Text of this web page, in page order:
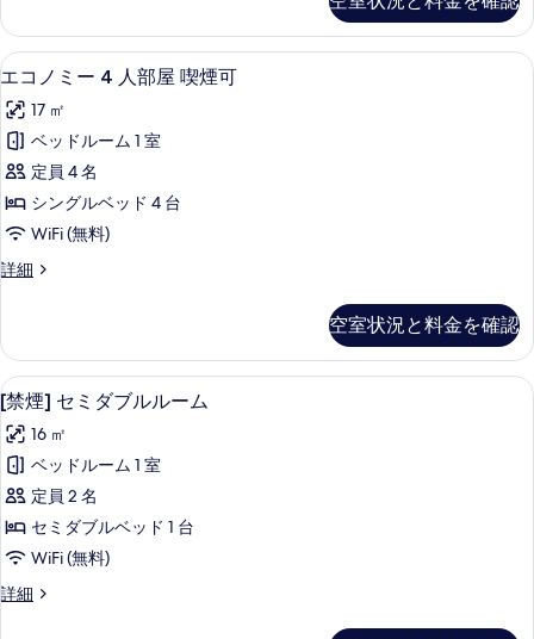
す
る
ム
の
す
べ
て
の
写
真
を
す
る
リ
プ
ル
ー
ム
の
詳
細
エ
コ
ノ
ミ
ー
4
人
部
喫
煙
可
の
す
べ
て
の
写
エコノミー 4 人部屋 喫煙可 | 羽毛の
6
エコノミー 4 人部屋 喫煙可
17 ㎡
ベッドルーム 1 室
定員 4 名
シングルベッド 4 台
WiFi (無料)
詳細
エ
ー
4
人
部
屋
喫
煙
可
の
詳
細
空室状況と料金を確認
[禁
煙]
セ
ミ
ダ
ブ
ル
羽毛の掛け布団、デスク、ノートパ
6
[禁煙] セミダブルルーム
16 ㎡
ベッドルーム 1 室
定員 2 名
セミダブルベッド 1 台
WiFi (無料)
詳細
[禁